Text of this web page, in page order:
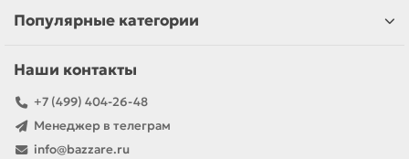
Популярные категории
Наши контакты
+7 (499) 404-26-48
Менеджер в телеграм
info@bazzare.ru